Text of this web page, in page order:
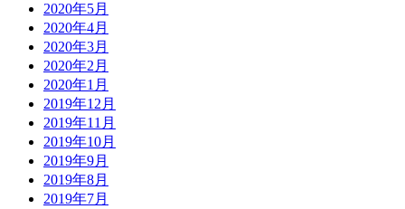
2020年5月
2020年4月
2020年3月
2020年2月
2020年1月
2019年12月
2019年11月
2019年10月
2019年9月
2019年8月
2019年7月